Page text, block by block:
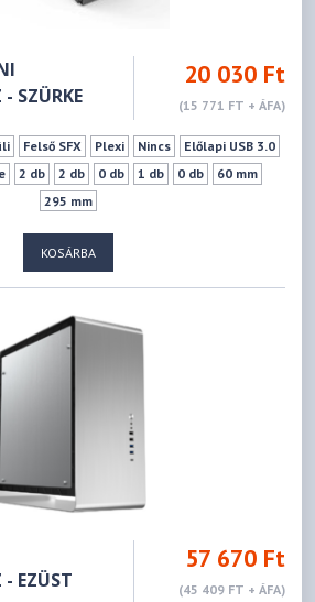
SZÜRKE
20 030 Ft
(15 771 FT + ÁFA)
Felső SFX Plexi Nincs
Előlapi USB 3.0
2 db 2 db 0 db 1 db 0 db
60 mm
295 mm
KOSÁRBA
EZÜST
57 670 Ft
(45 409 FT + ÁFA)